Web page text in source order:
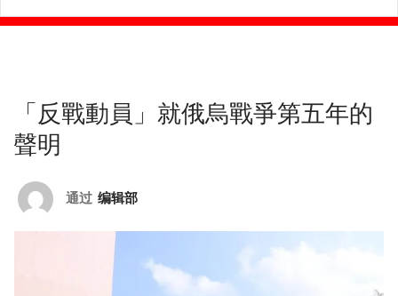
「反戰動員」就俄烏戰爭第五年的
聲明
通过 编辑部